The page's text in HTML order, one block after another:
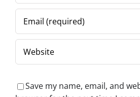
Save my name, email, and